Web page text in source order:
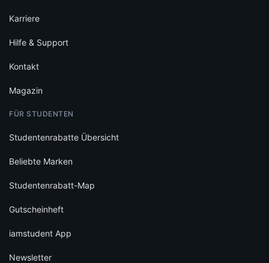
Karriere
Hilfe & Support
Kontakt
Magazin
FÜR STUDENTEN
Studentenrabatte Übersicht
Beliebte Marken
Studentenrabatt-Map
Gutscheinheft
iamstudent App
Newsletter